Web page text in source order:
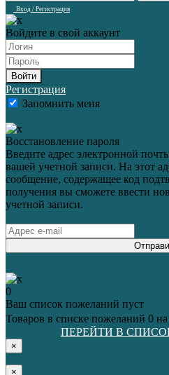
Вход / Регистрация
Войдите в свой аккаунт
Войти
Регистрация
Запомнить меня
Восстановление пароля
Введите адрес электронной
вашей учетной записи. На этот
сообщение, содержащее код
получения вы сможете ввести
учетной записи.
0
Ваш список пожеланий пуст
Товаров в списке пожеланий 0
ПЕРЕЙТИ В
×
×